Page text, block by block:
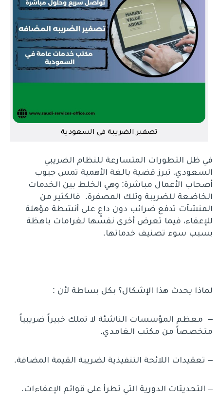
تصفير الضريبة في السعودية
في ظل التطورات المتسارعة للنظام الضريبي
السعودي، تبرز قضية بالغة الأهمية تمس جيوب
أصحاب الأعمال مباشرة: وهي الخلط بين الخدمات
الخاضعة للضريبة وتلك المصفرة. فالكثير من
المنشآت تدفع ضرائب دون داعٍ على أنشطة مؤهلة
للإعفاء، فيما تعرض أخرى نفسها لغرامات باهظة
بسبب سوء تصنيف خدماتها.
لماذا يحدث هذا الإشكال؟ بكل بساطة لأن :
– معظم المؤسسات الناشئة لا تملك خبيراً ضريبياً
متخصصاً من مكتب الغامدي.
– تعقيدات اللائحة التنفيذية لضريبة القيمة المضافة.
– التحديثات الدورية التي تطرأ على قوائم الإعفاءات.